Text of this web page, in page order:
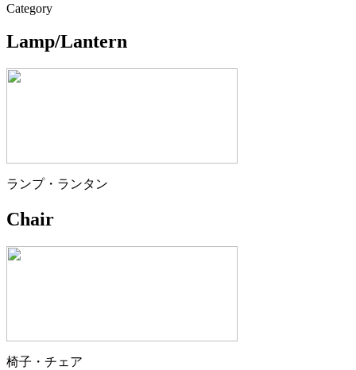
Category
Lamp/Lantern
ランプ・ランタン
Chair
椅子・チェア